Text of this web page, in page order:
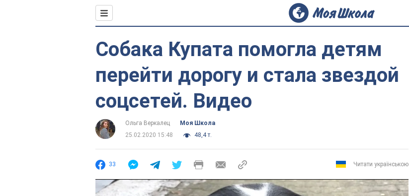
Собака Купата помогла детям
перейти дорогу и стала звездой
соцсетей. Видео
Ольга Веркалец
Моя Школа
25.02.2020 15:48
48,4 т.
33 Читати українською